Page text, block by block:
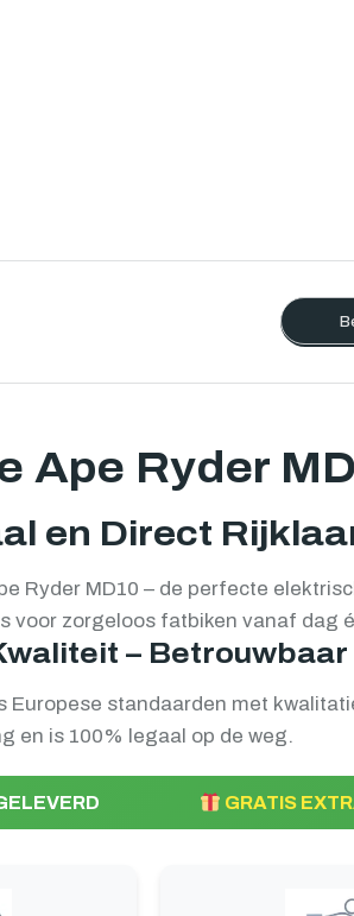
Ape Ryder
en Direct
Ryder MD10 – de perfecte
voor zorgeloos fatbiken vanaf dag
– Betrouwbaar
Europese standaarden met
en is 100% legaal op de weg.
GRATIS